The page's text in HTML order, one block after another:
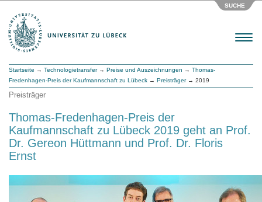
SUCHE
Menu
Startseite → Technologietransfer→ Preise und Auszeichnungen → Thomas-
Fredenhagen-Preis der Kaufmannschaft zu Lübeck → Preisträger→ 2019
Preisträger
Thomas-Fredenhagen-Preis der
Kaufmannschaft zu Lübeck 2019 geht an Prof.
Dr. Gereon Hüttmann und Prof. Dr. Floris
Ernst